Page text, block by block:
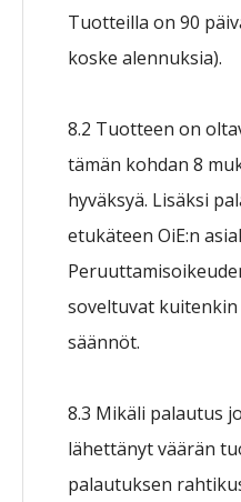
Tuotteilla on 90
koske alennuksia).
8.2 Tuotteen on
tämän kohdan 8
hyväksyä. Lisäksi
etukäteen OiE:n
soveltuvat
säännöt.
8.3 Mikäli palautus
lähettänyt väärän
palautuksen